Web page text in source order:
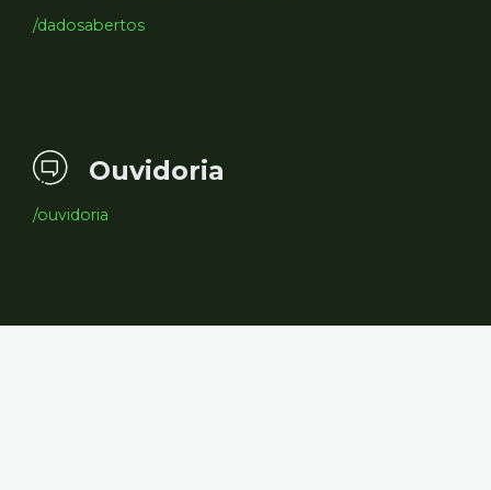
/dadosabertos
Ouvidoria
/ouvidoria